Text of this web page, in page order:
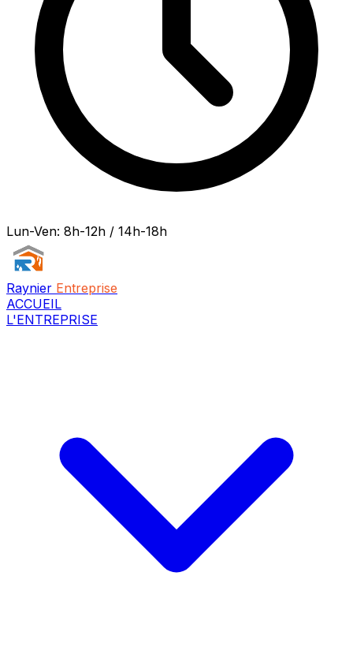
Lun-Ven: 8h-12h / 14h-18h
Raynier Entreprise
ACCUEIL
L'ENTREPRISE